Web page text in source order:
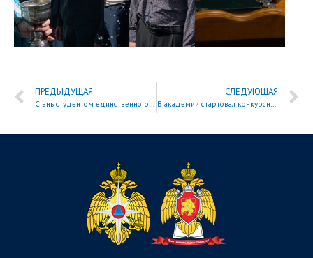
ПРЕДЫДУЩАЯ
Стань студентом единственного вуза МЧС России в Сибири!
СЛЕДУЮЩАЯ
В академии стартовал конкурсный отбор на факультет инженеров пожарной безопасности